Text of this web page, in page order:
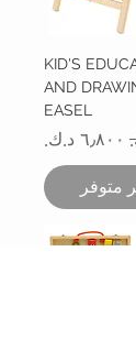
KID'S
AND
EASEL
سعر البيع
متوفر